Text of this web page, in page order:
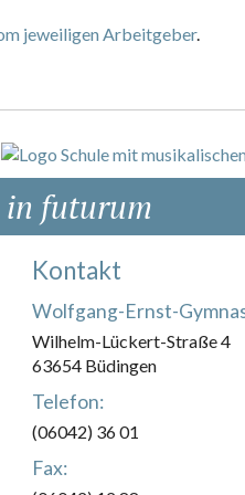
jeweiligen Arbeitgeber.
in futurum
Kontakt
Wolfgang-Ernst-
Wilhelm-Lückert-Straße 4
63654 Büdingen
Telefon:
(06042) 36 01
Fax: